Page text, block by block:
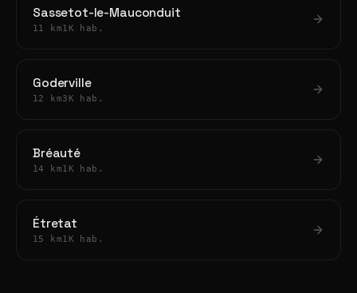
Sassetot-le-Mauconduit
11 km1K hab.
Goderville
12 km3K hab.
Bréauté
14 km1K hab.
Étretat
15 km1K hab.